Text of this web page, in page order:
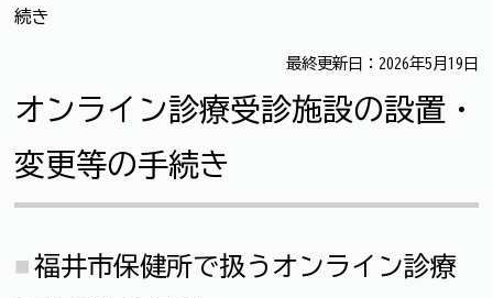
続き
最終更新日：2026年5月19日
オンライン診療受診施設の設置・
変更等の手続き
福井市保健所で扱うオンライン診療